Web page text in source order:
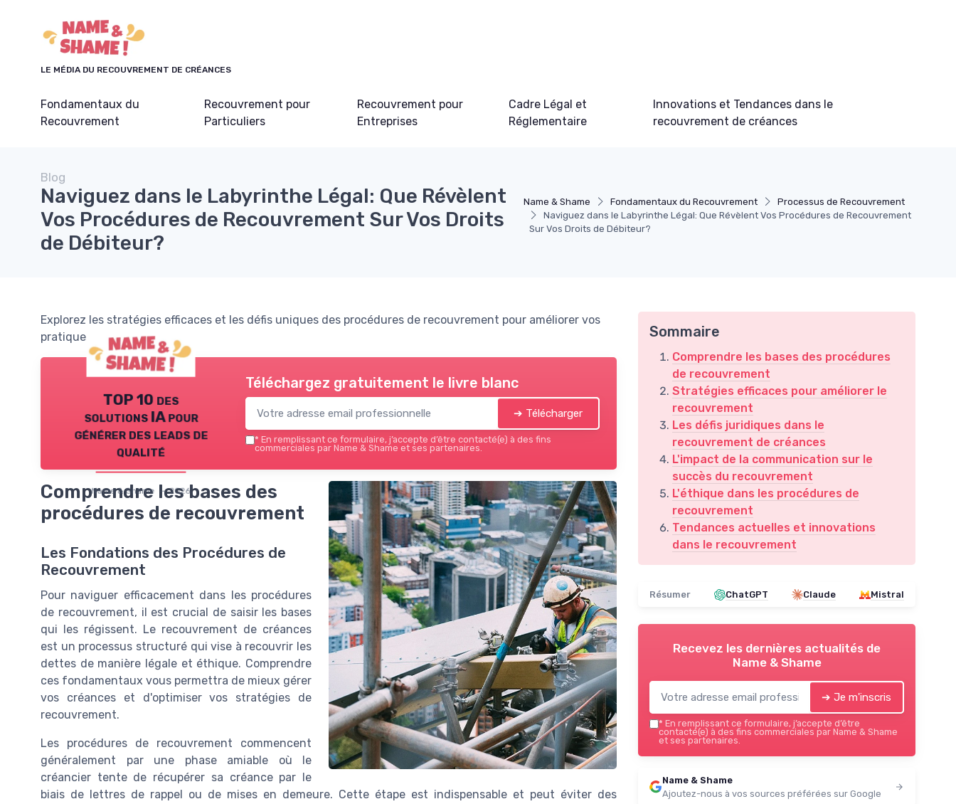
LE MÉDIA DU RECOUVREMENT DE CRÉANCES
Fondamentaux du
Recouvrement
Recouvrement pour
Particuliers
Recouvrement pour
Entreprises
Cadre Légal et
Réglementaire
Innovations et Tendances dans le
recouvrement de créances
Name & Shame Fondamentaux du Recouvrement
Processus de Recouvrement
Naviguez dans le Labyrinthe Légal: Que Révèlent Vos Procédures de Recouvrement
Sur Vos Droits de Débiteur?
Blog
Naviguez dans le Labyrinthe Légal: Que Révèlent
Vos Procédures de Recouvrement Sur Vos Droits
de Débiteur?
Explorez les stratégies efficaces et les défis uniques des procédures de recouvrement pour améliorer vos
pratiques professionnelles.
TOP 10 des
solutions IA pour
générer des leads de
qualité
Name & Shame — 2026
Téléchargez gratuitement le livre blanc
➔ Télécharger
* En remplissant ce formulaire, j’accepte d’être contacté(e) à des fins
commerciales par Name & Shame et ses partenaires.
Comprendre les bases des
procédures de recouvrement
Les Fondations des Procédures de
Recouvrement
Pour naviguer efficacement dans les procédures
de recouvrement, il est crucial de saisir les bases
qui les régissent. Le recouvrement de créances
est un processus structuré qui vise à recouvrir les
dettes de manière légale et éthique. Comprendre
ces fondamentaux vous permettra de mieux gérer
vos créances et d'optimiser vos stratégies de
recouvrement.
Les procédures de recouvrement commencent
généralement par une phase amiable où le
créancier tente de récupérer sa créance par le
biais de lettres de rappel ou de mises en demeure. Cette étape est indispensable et peut éviter des
Sommaire
Comprendre les bases des procédures
de recouvrement
Stratégies efficaces pour améliorer le
recouvrement
Les défis juridiques dans le
recouvrement de créances
L'impact de la communication sur le
succès du recouvrement
L'éthique dans les procédures de
recouvrement
Tendances actuelles et innovations
dans le recouvrement
Résumer ChatGPT Claude Mistral
Recevez les dernières actualités de
Name & Shame
➔ Je m'inscris
* En remplissant ce formulaire, j’accepte d’être
contacté(e) à des fins commerciales par Name & Shame
et ses partenaires.
Name & Shame
Ajoutez-nous à vos sources préférées sur Google